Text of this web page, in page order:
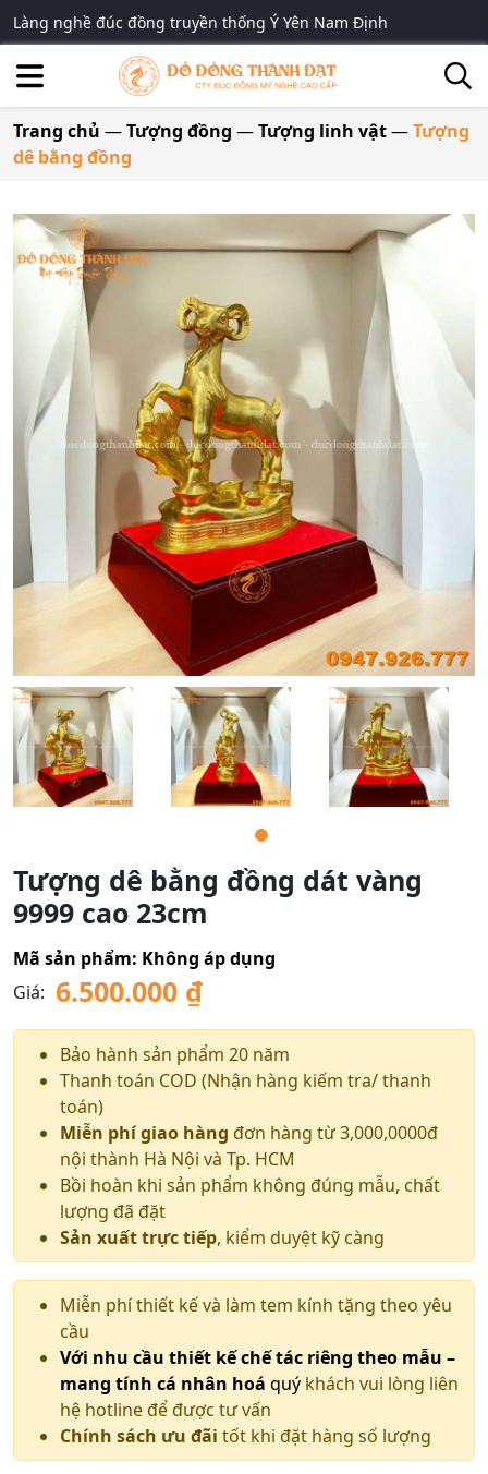
Làng nghề đúc đồng truyền thống Ý Yên Nam Định
Trang chủ —Tượng đồng —Tượng linh vật—Tượng
dê bằng đồng
Tượng dê bằng đồng dát vàng
9999 cao 23cm
Mã sản phẩm: Không áp dụng
Giá: 6.500.000 ₫
Bảo hành sản phẩm 20 năm
Thanh toán COD (Nhận hàng kiếm tra/ thanh
toán)
Miễn phí giao hàng đơn hàng từ 3,000,0000đ
nội thành Hà Nội và Tp. HCM
Bồi hoàn khi sản phẩm không đúng mẫu, chất
lượng đã đặt
Sản xuất trực tiếp, kiểm duyệt kỹ càng
Miễn phí thiết kế và làm tem kính tặng theo yêu
cầu
Với nhu cầu thiết kế chế tác riêng theo mẫu –
mang tính cá nhân hoá quý khách vui lòng liên
hệ hotline để được tư vấn
Chính sách ưu đãi tốt khi đặt hàng số lượng